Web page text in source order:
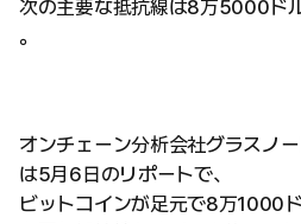
次の主要な抵抗線は8万5000ド
。
オンチェーン分析会社グラスノ
は5月6日のリポートで、
ビットコインが足元で8万1000